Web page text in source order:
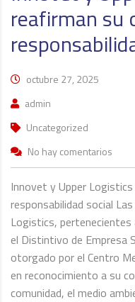
reafirman su
octubre 27, 2025
admin
Uncategorized
No hay comentarios
Innovet y Upper
responsabilidad social
Logistics, pertenecientes
el Distintivo de Empresa
otorgado por el Centro
en reconocimiento a su
comunidad, el medio